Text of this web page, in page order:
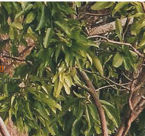
seus